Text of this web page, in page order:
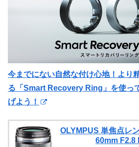
今までにない自然な付け心地！より
る「Smart Recovery Ring」を使っ
げよう！
OLYMPUS 単焦点レ
60mm F2.8